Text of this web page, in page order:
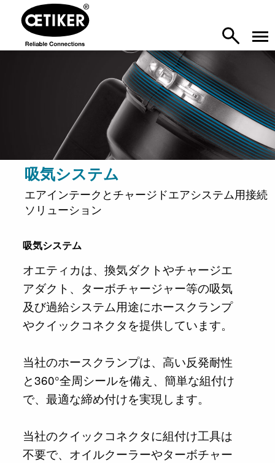
吸気システム
エアインテークとチャージドエアシステム用接続
ソリューション
吸気システム
オエティカは、換気ダクトやチャージエ
アダクト、ターボチャージャー等の吸気
及び過給システム用途にホースクランプ
やクイックコネクタを提供しています。
当社のホースクランプは、高い反発耐性
と360°全周シールを備え、簡単な組付け
で、最適な締め付けを実現します。
当社のクイックコネクタに組付け工具は
不要で、オイルクーラーやターボチャー